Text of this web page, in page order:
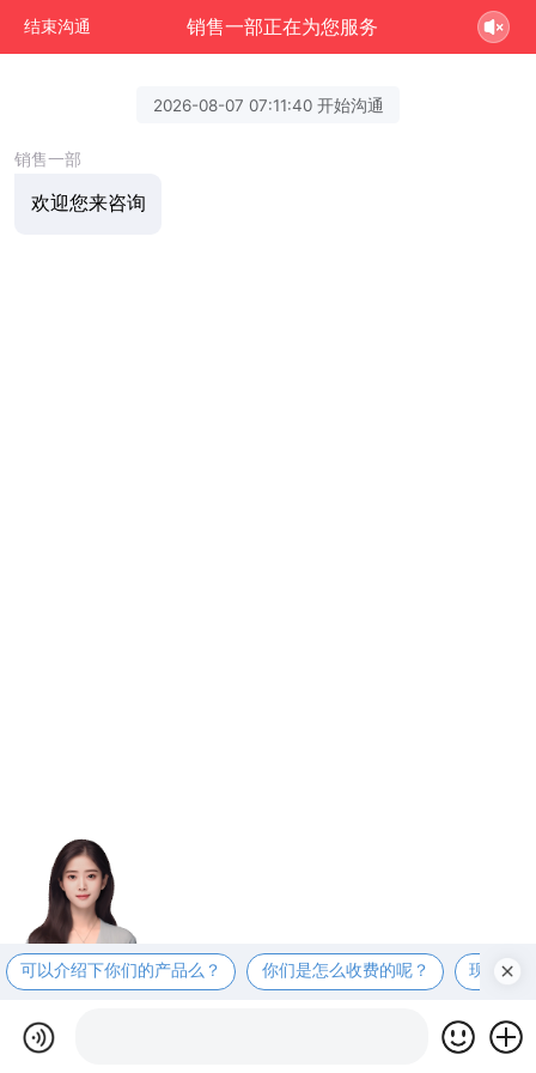
结束沟通 销售一部正在为您服务
2026-08-07 07:11:40 开始沟通
销售一部
欢迎您来咨询
可以介绍下你们的产品么？ 你们是怎么收费的呢？ 现在有